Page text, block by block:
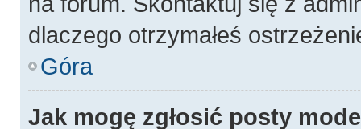
dlaczego otrzymałeś
Góra
Jak mogę zgłosić posty